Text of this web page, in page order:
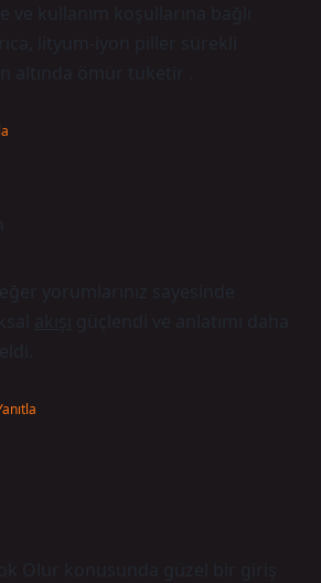
kullanım koşullarına bağlı
lityum-iyon piller sürekli
altında ömür tüketir .
yorumlarınız sayesinde
akışı
güçlendi ve anlatımı daha
Olur konusunda güzel bir giriş